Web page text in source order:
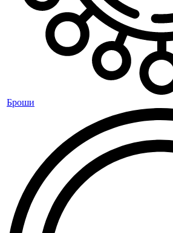
Броши